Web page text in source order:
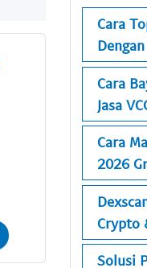
Cara
Cara
Jasa
Cara
2026
Crypto
Solusi